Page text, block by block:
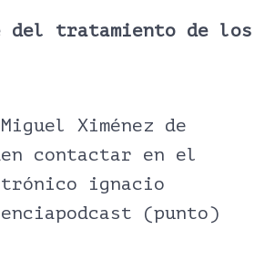
del tratamiento de los
Ximénez de
contactar en el
ignacio
(punto)